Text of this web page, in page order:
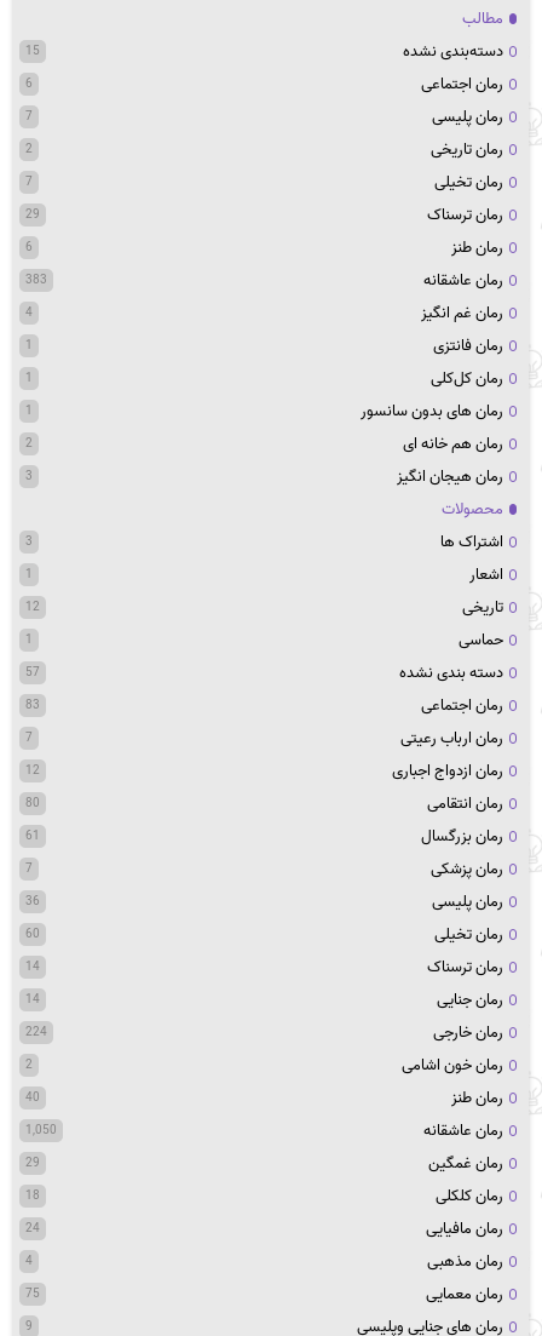
مطالب
دسته‌بندی نشده
15
رمان اجتماعی 6
رمان پلیسی 7
رمان تاریخی 2
رمان تخیلی 7
رمان ترسناک 29
رمان طنز 6
رمان عاشقانه 383
رمان غم انگیز 4
رمان فانتزی 1
رمان کل‌کلی 1
رمان های بدون سانسور 1
رمان هم خانه ای 2
رمان هیجان انگیز 3
محصولات
اشتراک ها
3
اشعار 1
تاریخی 12
حماسی 1
دسته بندی نشده 57
رمان اجتماعی 83
رمان ارباب رعیتی 7
رمان ازدواج اجباری 12
رمان انتقامی 80
رمان بزرگسال 61
رمان پزشکی 7
رمان پلیسی 36
رمان تخیلی 60
رمان ترسناک 14
رمان جنایی 14
رمان خارجی 224
رمان خون اشامی 2
رمان طنز 40
رمان عاشقانه 1,050
رمان غمگین 29
رمان کلکلی 18
رمان مافیایی 24
رمان مذهبی 4
رمان معمایی 75
رمان های جنایی وپلیسی 9